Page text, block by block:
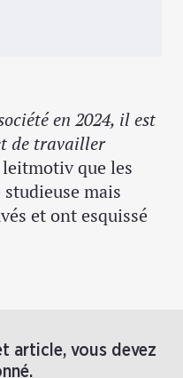
en 2024, il est
de travailler
leitmotiv que les
mais
et ont esquissé
article, vous devez